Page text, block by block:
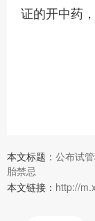
证的开中药
本文标题： 公布试
胎禁忌
本文链接： http://